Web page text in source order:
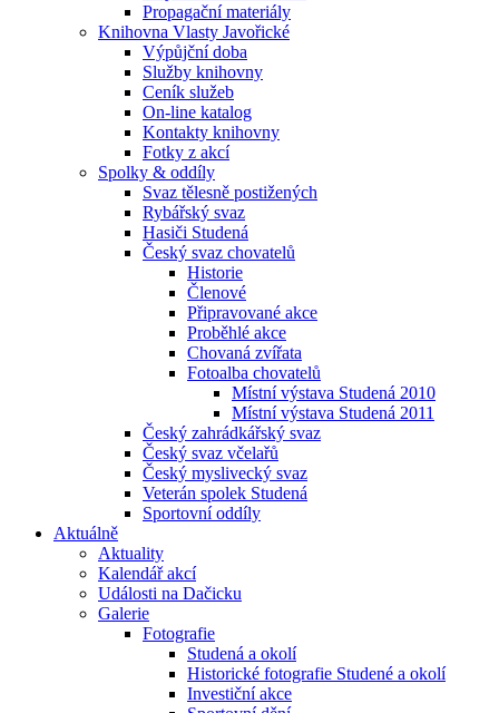
Propagační materiály
Knihovna Vlasty Javořické
Výpůjční doba
Služby knihovny
Ceník služeb
On-line katalog
Kontakty knihovny
Fotky z akcí
Spolky & oddíly
Svaz tělesně postižených
Rybářský svaz
Hasiči Studená
Český svaz chovatelů
Historie
Členové
Připravované akce
Proběhlé akce
Chovaná zvířata
Fotoalba chovatelů
Místní výstava Studená 2010
Místní výstava Studená 2011
Český zahrádkářský svaz
Český svaz včelařů
Český myslivecký svaz
Veterán spolek Studená
Sportovní oddíly
Aktuálně
Aktuality
Kalendář akcí
Události na Dačicku
Galerie
Fotografie
Studená a okolí
Historické fotografie Studené a okolí
Investiční akce